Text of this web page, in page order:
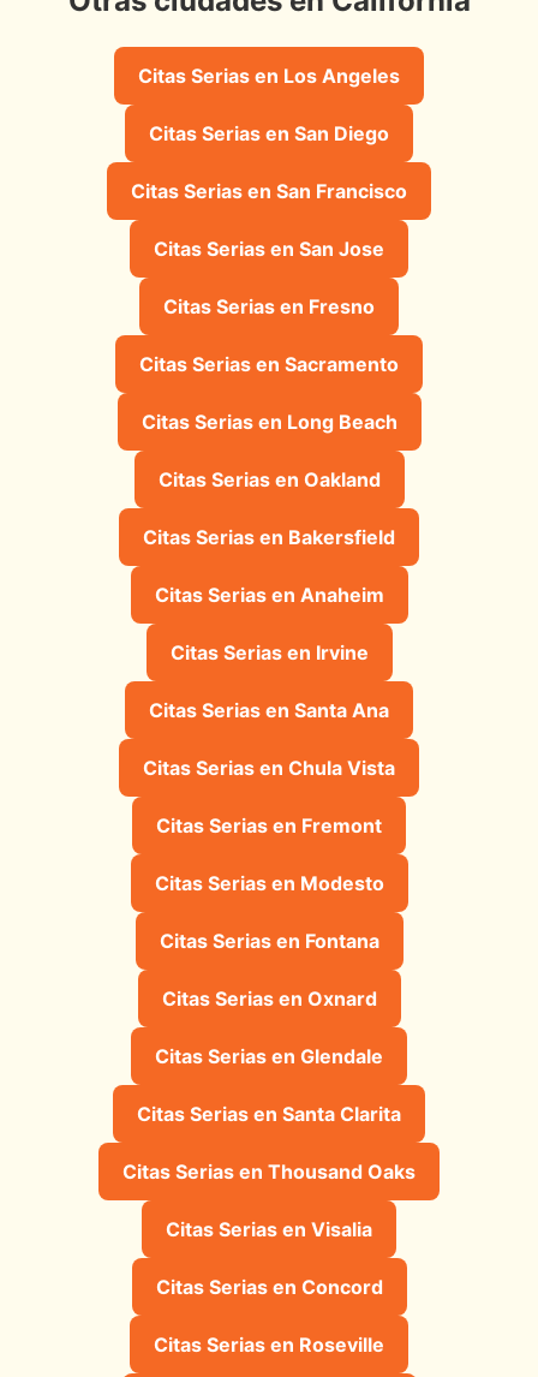
Citas Serias en Los Angeles
Citas Serias en San Diego
Citas Serias en San Francisco
Citas Serias en San Jose
Citas Serias en Fresno
Citas Serias en Sacramento
Citas Serias en Long Beach
Citas Serias en Oakland
Citas Serias en Bakersfield
Citas Serias en Anaheim
Citas Serias en Irvine
Citas Serias en Santa Ana
Citas Serias en Chula Vista
Citas Serias en Fremont
Citas Serias en Modesto
Citas Serias en Fontana
Citas Serias en Oxnard
Citas Serias en Glendale
Citas Serias en Santa Clarita
Citas Serias en Thousand Oaks
Citas Serias en Visalia
Citas Serias en Concord
Citas Serias en Roseville